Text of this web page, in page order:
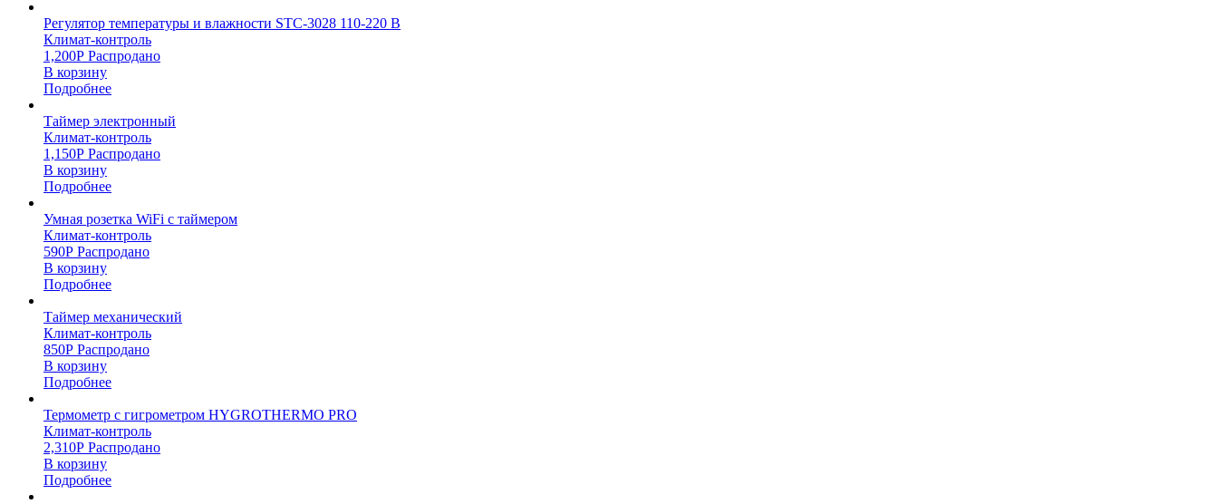
Регулятор температуры и влажности STC-3028 110-220 В
Климат-контроль
1,200Р Распродано
В корзину
Подробнее
Таймер электронный
Климат-контроль
1,150Р Распродано
В корзину
Подробнее
Умная розетка WiFi с таймером
Климат-контроль
590Р Распродано
В корзину
Подробнее
Таймер механический
Климат-контроль
850Р Распродано
В корзину
Подробнее
Термометр с гигрометром HYGROTHERMO PRO
Климат-контроль
2,310Р Распродано
В корзину
Подробнее